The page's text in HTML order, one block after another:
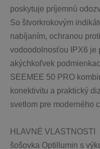
poskytuje príjemnú
So štvorkrokovým
nabíjaním, ochranou
vodoodolnosťou IPX6 je
akýchkoľvek
SEEMEE 50 PRO
konektivitu a praktický
svetlom pre moderného
HLAVNÉ VLASTNOSTI
šošovka Optillumin s